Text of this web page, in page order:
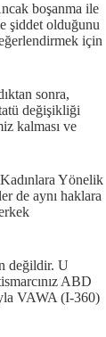
boşanma ile
şiddet olduğunu
için
sonra,
değişikliği
kalması ve
Yönelik
de aynı haklara
değildir. U
ABD
VAWA (I-360)